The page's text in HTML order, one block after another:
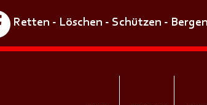
Retten - Löschen - Schützen - Bergen